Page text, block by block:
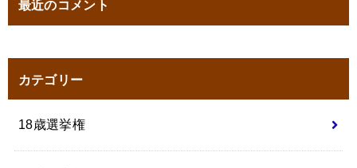
最近のコメント
カテゴリー
18歳選挙権